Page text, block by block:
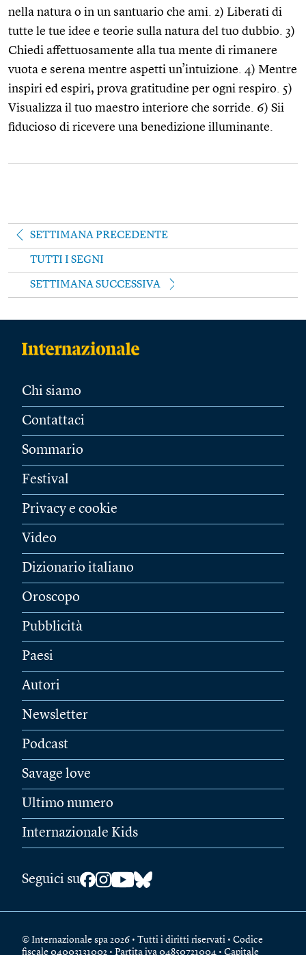
nella natura o in un santuario che ami. 2) Liberati di
tutte le tue idee e teorie sulla natura del tuo dubbio. 3)
Chiedi affettuosamente alla tua mente di rimanere
vuota e serena mentre aspetti un’intuizione. 4) Mentre
inspiri ed espiri, prova gratitudine per ogni respiro. 5)
Visualizza il tuo maestro interiore che sorride. 6) Sii
fiducioso di ricevere una benedizione illuminante.
SETTIMANA PRECEDENTE
TUTTI I SEGNI
SETTIMANA SUCCESSIVA
Chi siamo
Contattaci
Sommario
Festival
Privacy e cookie
Video
Dizionario italiano
Oroscopo
Pubblicità
Paesi
Autori
Newsletter
Podcast
Savage love
Ultimo numero
Internazionale Kids
Seguici su
© Internazionale spa 2026 • Tutti i diritti riservati • Codice
fiscale 04003131002 • Partita iva 04850721004 • Capitale